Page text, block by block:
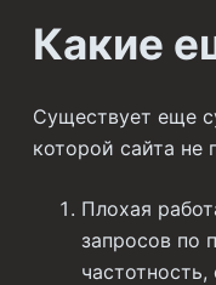
Какие
Существует еще
которой сайта не
Плохая
запросов по